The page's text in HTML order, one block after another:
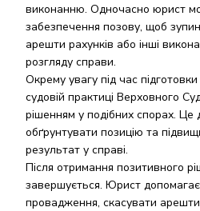
виконанню. Одночасно юрист
забезпечення позову, щоб
арешти рахунків або інші
розгляду справи.
Окрему увагу під час
судовій практиці Верховного
рішенням у подібних спорах. Це
обґрунтувати позицію та
результат у справі.
Після отримання позитивного
завершується. Юрист
провадження, скасувати